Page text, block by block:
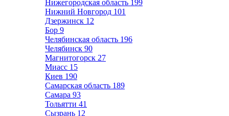
Нижегородская область 199
Нижний Новгород 101
Дзержинск 12
Бор 9
Челябинская область 196
Челябинск 90
Магнитогорск 27
Миасс 15
Киев 190
Самарская область 189
Самара 93
Тольятти 41
Сызрань 12